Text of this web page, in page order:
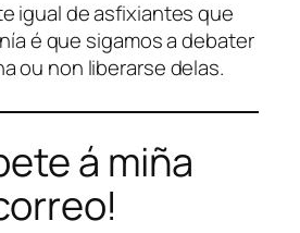
igual de asfixiantes que
é que sigamos a debater
ou non liberarse delas.
á miña